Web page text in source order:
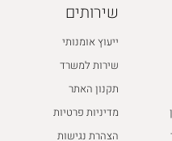
שירותים
ייעוץ אומנותי
שירות למשרד
תקנון האתר
מדיניות פרטיות
הצהרת נגישות